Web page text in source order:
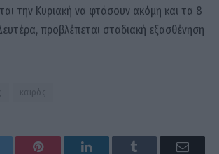
την Κυριακή να φτάσουν ακόμη και τα 8
προβλέπεται σταδιακή εξασθένηση
καιρός